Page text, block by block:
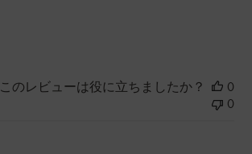
このレビューは役に立ちましたか？
0
0